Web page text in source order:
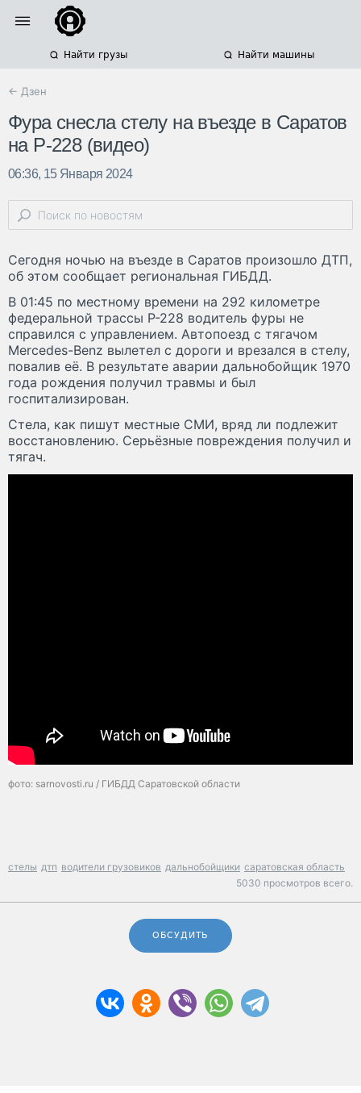
Найти грузы Найти машины
← Дзен
Фура снесла стелу на въезде в Саратов
на Р-228 (видео)
06:36, 15 Января 2024
Сегодня ночью на въезде в Саратов произошло ДТП,
об этом сообщает региональная ГИБДД.
В 01:45 по местному времени на 292 километре
федеральной трассы Р-228 водитель фуры не
справился с управлением. Автопоезд с тягачом
Mercedes-Benz вылетел с дороги и врезался в стелу,
повалив её. В результате аварии дальнобойщик 1970
года рождения получил травмы и был
госпитализирован.
Cтела, как пишут местные СМИ, вряд ли подлежит
восстановлению. Серьёзные повреждения получил и
тягач.
фото: sarnovosti.ru / ГИБДД Саратовской области
стелы дтп водители грузовиков дальнобойщики саратовская область
5030 просмотров всего.
ОБСУДИТЬ